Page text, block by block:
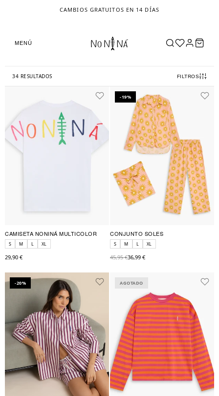
CAMBIOS GRATUITOS EN 14 DÍAS
MENÚ
34 RESULTADOS FILTROS
CAMISETA NONINÁ MULTICOLOR
S M L XL
29,90 €
-19%
CONJUNTO SOLES
S M L XL
45,95 €36,99 €
-20% AGOTADO